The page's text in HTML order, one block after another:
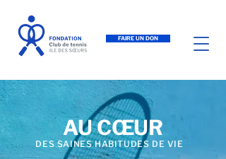
FAIRE UN DON
AU CŒUR
DES SAINES HABITUDES DE VIE